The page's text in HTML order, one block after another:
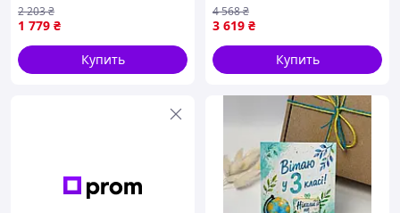
жене дочери маме Sellia
Солодкий подарунковий
бокс для
1 779 ₴
2 203₴
Купить
Серце Подарунковий Бокс
З Солодощами Та
Мильними Трояндами
3 619 ₴
4 568₴
Купить